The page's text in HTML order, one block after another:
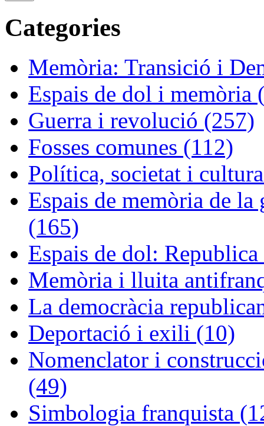
Categories
Memòria: Transició i
Espais de dol i memòria
Guerra i revolució (257)
Fosses comunes (112)
Política, societat i
Espais de memòria de
(165)
Espais de dol:
Memòria i lluita
La democràcia
Deportació i exili (10)
Nomenclator i
(49)
Simbologia franquista